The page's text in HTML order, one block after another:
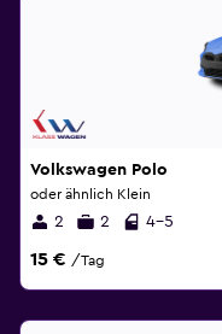
Volkswagen Polo
oder ähnlich Klein
2 2 4-5
15 € /Tag